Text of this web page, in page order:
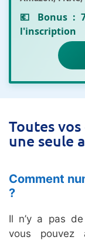
💶 Bonus :
l'inscription
Toutes
une seule
Comment
?
Il n’y a pas
vous pouvez